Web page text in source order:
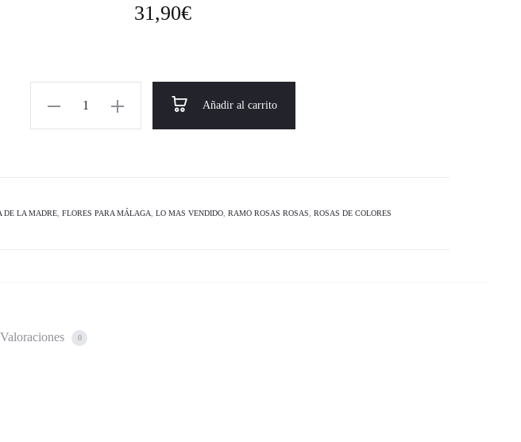
31,90€
Añadir al carrito
DE LA MADRE, FLORES PARA MÁLAGA LO MAS VENDIDO, RAMO ROSAS ROSAS ROSAS DE COLORES
Valoraciones 0